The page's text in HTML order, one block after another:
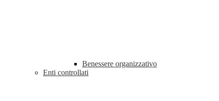
Benessere organizzativo
Enti controllati